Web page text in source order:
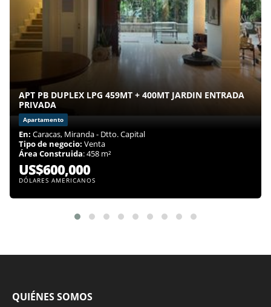
APT PB DUPLEX LPG 459MT + 400MT JARDIN ENTRADA
PRIVADA
Apartamento
En: Caracas, Miranda - Dtto. Capital
Tipo de negocio: Venta
Área Construida: 458 m²
US$600,000
DÓLARES AMERICANOS
QUIÉNES SOMOS